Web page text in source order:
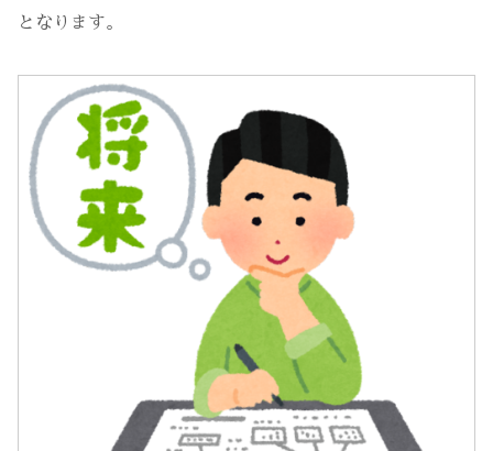
となります。